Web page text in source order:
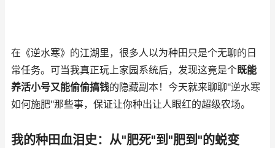
在《逆水寒》的江湖里，很多人以为种田只是个无聊的日
常任务。可当我真正玩上家园系统后，发现这竟是个既能
养活小号又能偷偷搞钱的隐藏副本！今天就来聊聊"逆水寒
如何施肥"那些事，保证让你种出让人眼红的超级农场。
我的种田血泪史：从"肥死"到"肥到"的蜕变